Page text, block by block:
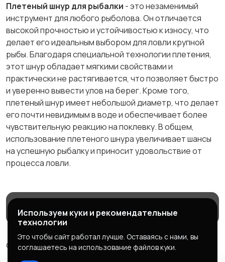
Плетеный шнур для рыбалки - это незаменимый
инструмент для любого рыболова. Он отличается
высокой прочностью и устойчивостью к износу, что
делает его идеальным выбором для ловли крупной
рыбы. Благодаря специальной технологии плетения,
этот шнур обладает мягкими свойствами и
практически не растягивается, что позволяет быстро
и уверенно вывести улов на берег. Кроме того,
плетеный шнур имеет небольшой диаметр, что делает
его почти невидимым в воде и обеспечивает более
чувствительную реакцию на поклевку. В общем,
использование плетеного шнура увеличивает шансы
на успешную рыбалку и приносит удовольствие от
процесса ловли.
Магазины
© 2026 МаркетБейтс - рыболовный маркетплейс
Используем куки и рекомендательные
технологии
Это чтобы сайт работал лучше. Оставаясь с нами, вы
соглашаетесь на использование файлов куки.